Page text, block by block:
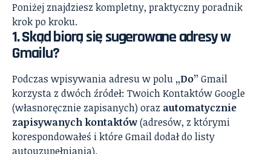
Poniżej znajdziesz kompletny, praktyczny poradnik
krok po kroku.
1. Skąd biorą się sugerowane adresy w
Gmailu?
Podczas wpisywania adresu w polu „Do” Gmail
korzysta z dwóch źródeł: Twoich Kontaktów Google
(własnoręcznie zapisanych) oraz automatycznie
zapisywanych kontaktów(adresów, z którymi
korespondowałeś i które Gmail dodał do listy
autouzupełniania).